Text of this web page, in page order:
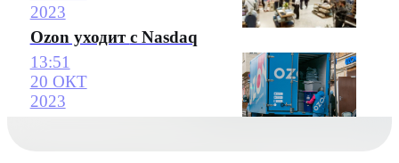
2023
Ozon уходит с Nasdaq
13:51
20 ОКТ
2023